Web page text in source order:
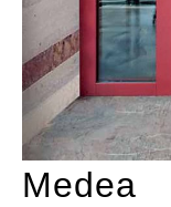
Medea